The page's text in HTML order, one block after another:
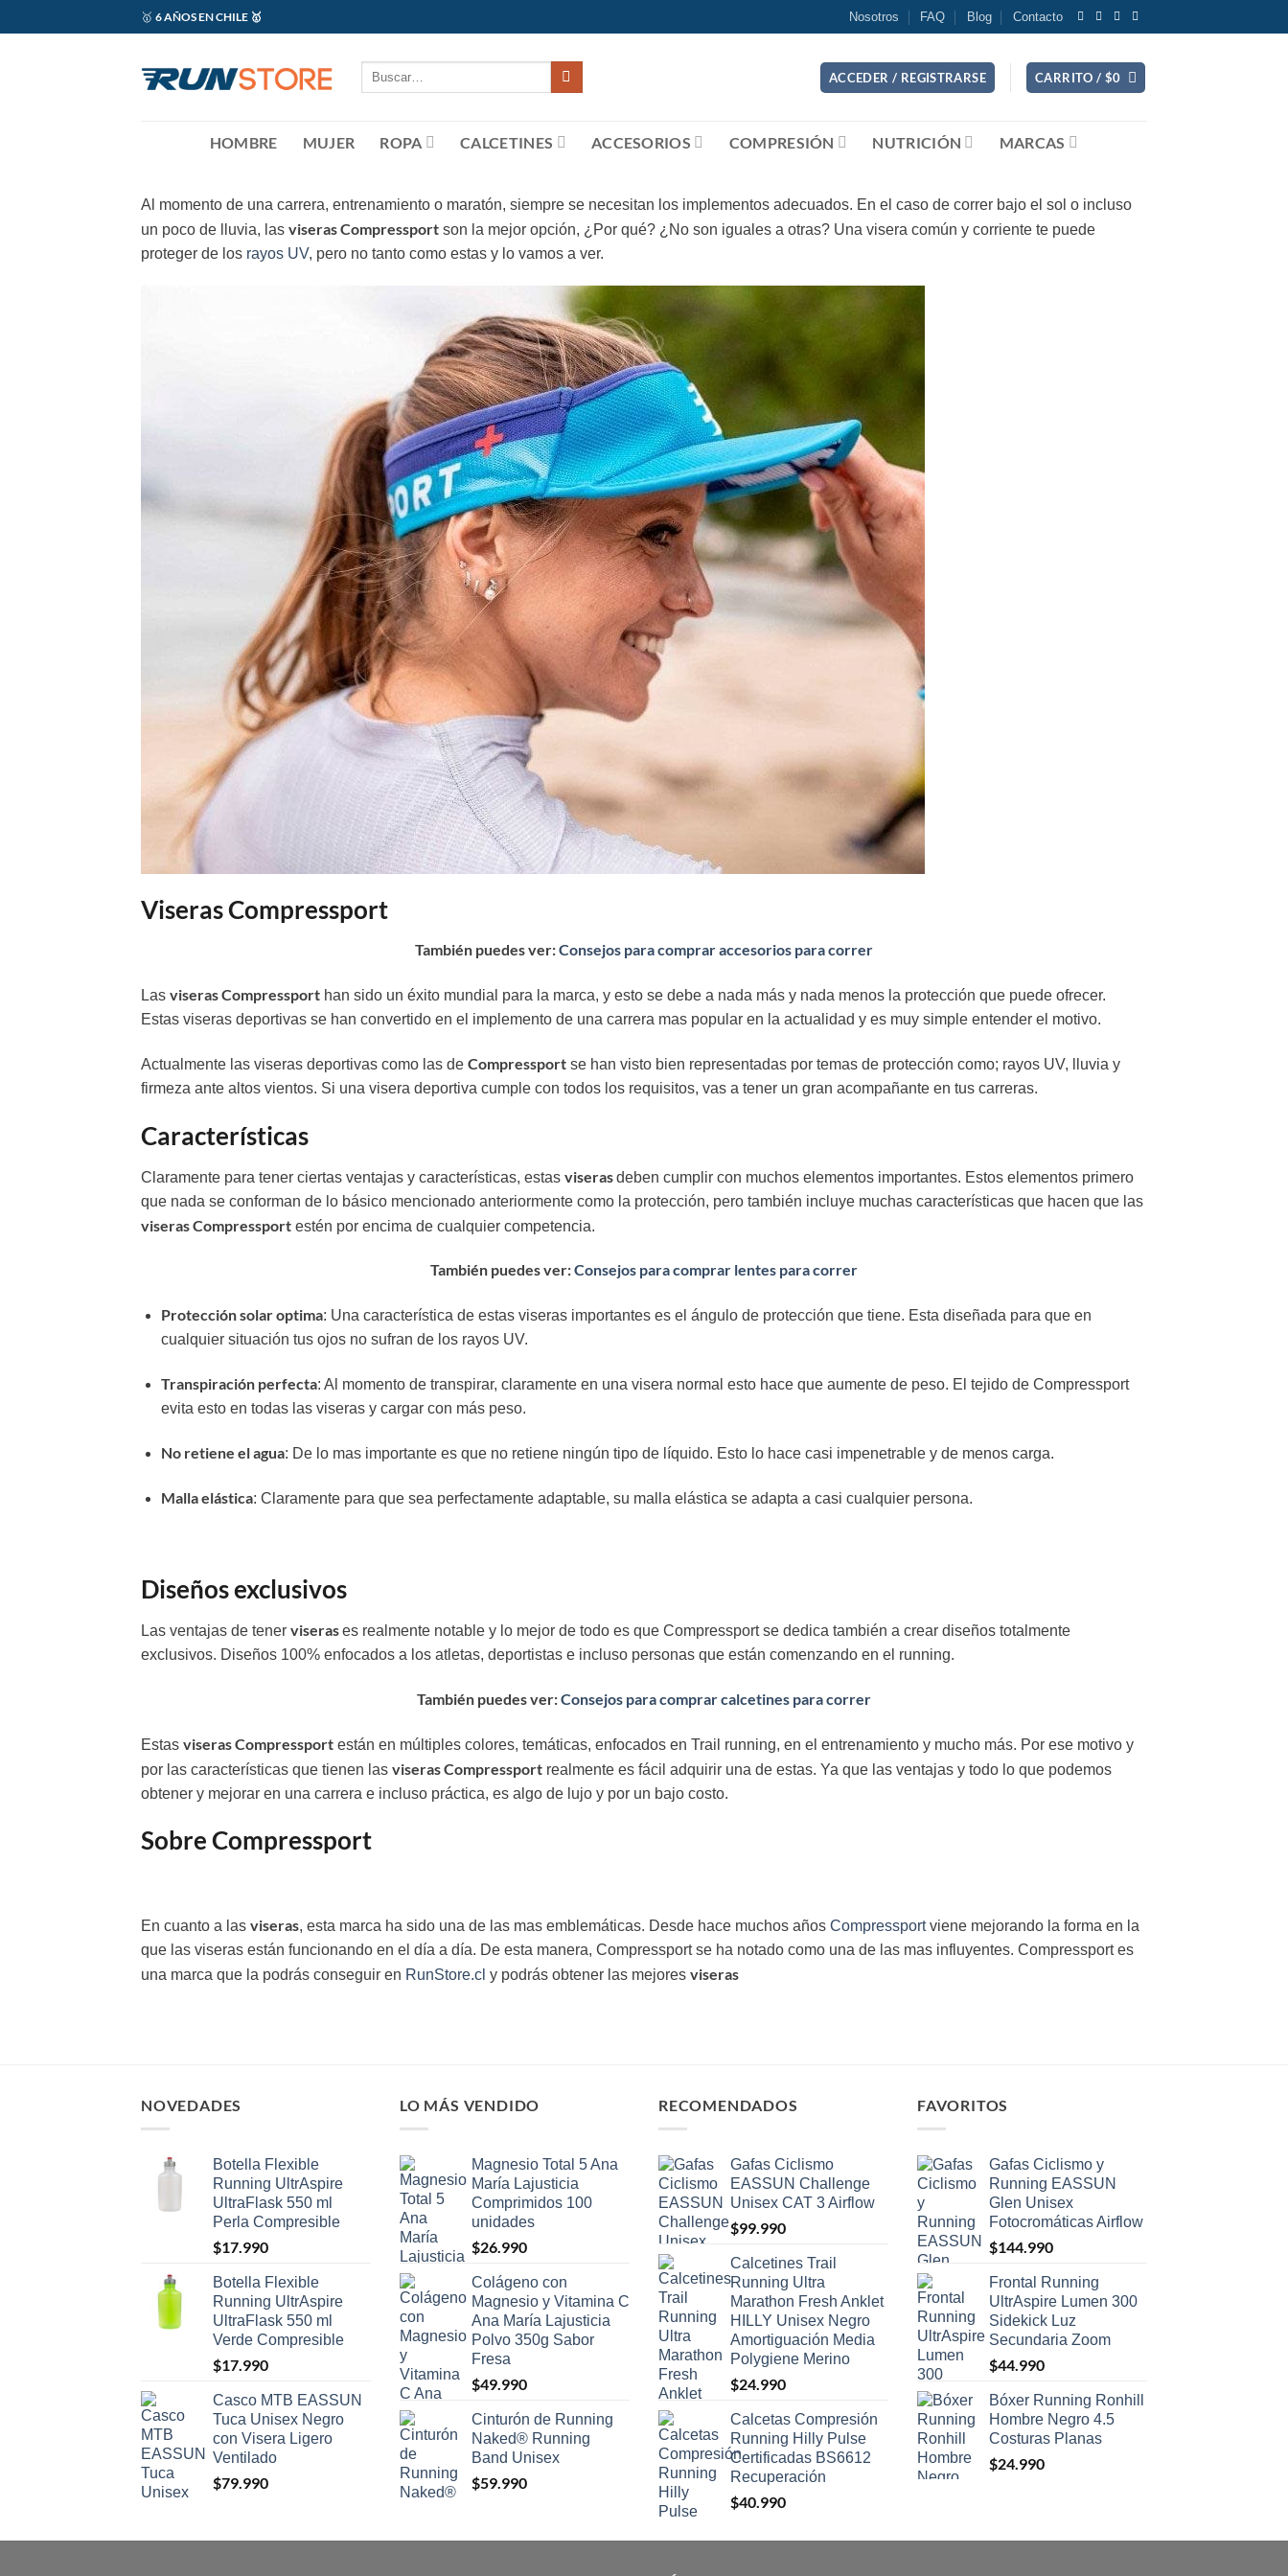
al
🥇 6 AÑOS EN CHILE 🥇 Nosotros FAQ Blog Contacto
Buscar
ACCEDER / REGISTRARSE CARRITO / $0
HOMBRE MUJER ROPA CALCETINES ACCESORIOS COMPRESIÓN NUTRICIÓN MARCAS
Al momento de una carrera, entrenamiento o maratón, siempre se necesitan los implementos adecuados. En el caso de correr bajo el sol o incluso
un poco de lluvia, las viseras Compressport son la mejor opción, ¿Por qué? ¿No son iguales a otras? Una visera común y corriente te puede
proteger de los rayos UV, pero no tanto como estas y lo vamos a ver.
Viseras Compressport
También puedes ver:Consejos para comprar accesorios para correr
Las viseras Compressport han sido un éxito mundial para la marca, y esto se debe a nada más y nada menos la protección que puede ofrecer.
Estas viseras deportivas se han convertido en el implemento de una carrera mas popular en la actualidad y es muy simple entender el motivo.
Actualmente las viseras deportivas como las de Compressport se han visto bien representadas por temas de protección como; rayos UV, lluvia y
firmeza ante altos vientos. Si una visera deportiva cumple con todos los requisitos, vas a tener un gran acompañante en tus carreras.
Características
Claramente para tener ciertas ventajas y características, estas viserasdeben cumplir con muchos elementos importantes. Estos elementos primero
que nada se conforman de lo básico mencionado anteriormente como la protección, pero también incluye muchas características que hacen que las
viseras Compressport estén por encima de cualquier competencia.
También puedes ver:Consejos para comprar lentes para correr
Protección solar optima: Una característica de estas viseras importantes es el ángulo de protección que tiene. Esta diseñada para que en
cualquier situación tus ojos no sufran de los rayos UV.
Transpiración perfecta: Al momento de transpirar, claramente en una visera normal esto hace que aumente de peso. El tejido de Compressport
evita esto en todas las viseras y cargar con más peso.
No retiene el agua: De lo mas importante es que no retiene ningún tipo de líquido. Esto lo hace casi impenetrable y de menos carga.
Malla elástica: Claramente para que sea perfectamente adaptable, su malla elástica se adapta a casi cualquier persona.
Diseños exclusivos
Las ventajas de tener viserases realmente notable y lo mejor de todo es que Compressport se dedica también a crear diseños totalmente
exclusivos. Diseños 100% enfocados a los atletas, deportistas e incluso personas que están comenzando en el running.
También puedes ver:Consejos para comprar calcetines para correr
Estas viseras Compressport están en múltiples colores, temáticas, enfocados en Trail running, en el entrenamiento y mucho más. Por ese motivo y
por las características que tienen las viseras Compressport realmente es fácil adquirir una de estas. Ya que las ventajas y todo lo que podemos
obtener y mejorar en una carrera e incluso práctica, es algo de lujo y por un bajo costo.
Sobre Compressport
En cuanto a las viseras, esta marca ha sido una de las mas emblemáticas. Desde hace muchos años Compressportviene mejorando la forma en la
que las viseras están funcionando en el día a día. De esta manera, Compressport se ha notado como una de las mas influyentes. Compressport es
una marca que la podrás conseguir en RunStore.cl y podrás obtener las mejores viseras
NOVEDADES
Botella Flexible
Running UltrAspire
UltraFlask 550 ml
Perla Compresible
$17.990
Botella Flexible
Running UltrAspire
UltraFlask 550 ml
Verde Compresible
$17.990
Casco MTB EASSUN
Tuca Unisex Negro
con Visera Ligero
Ventilado
$79.990
LO MÁS VENDIDO
Magnesio Total 5 Ana
María Lajusticia
Comprimidos 100
unidades
$26.990
Colágeno con
Magnesio y Vitamina C
Ana María Lajusticia
Polvo 350g Sabor
Fresa
$49.990
Cinturón de Running
Naked® Running
Band Unisex
$59.990
RECOMENDADOS
Gafas Ciclismo
EASSUN Challenge
Unisex CAT 3 Airflow
$99.990
Calcetines Trail
Running Ultra
Marathon Fresh Anklet
HILLY Unisex Negro
Amortiguación Media
Polygiene Merino
$24.990
Calcetas Compresión
Running Hilly Pulse
Certificadas BS6612
Recuperación
$40.990
FAVORITOS
Gafas Ciclismo y
Running EASSUN
Glen Unisex
Fotocromáticas Airflow
$144.990
Frontal Running
UltrAspire Lumen 300
Sidekick Luz
Secundaria Zoom
$44.990
Bóxer Running Ronhill
Hombre Negro 4.5
Costuras Planas
$24.990